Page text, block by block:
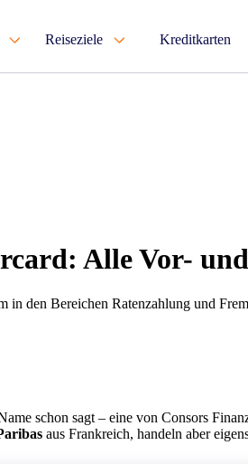
Reiseziele Kreditkarten
Alle Vor-
in den Bereichen Ratenzahlung und
schon sagt – eine von Consors
aus Frankreich, handeln aber